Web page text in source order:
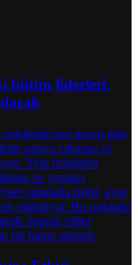
bütün liderleri,